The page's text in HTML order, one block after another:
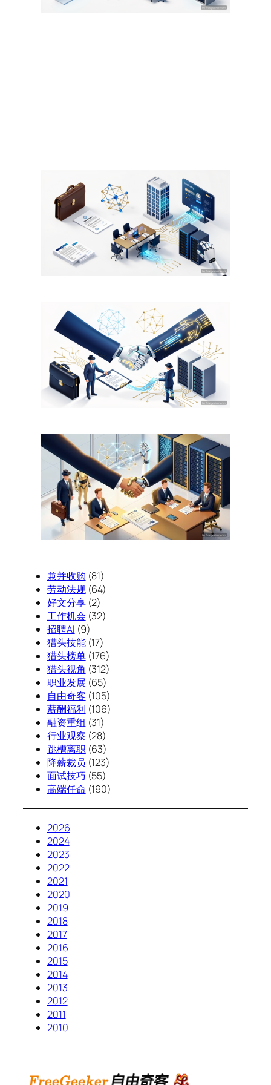
兼并收购 (81)
劳动法规(64)
好文分享(2)
工作机会 (32)
招聘AI (9)
猎头技能(17)
猎头榜单(176)
猎头视角 (312)
职业发展 (65)
自由奇客 (105)
薪酬福利 (106)
融资重组 (31)
行业观察 (28)
跳槽离职(63)
降薪裁员 (123)
面试技巧 (55)
高端任命 (190)
2026
2024
2023
2022
2021
2020
2019
2018
2017
2016
2015
2014
2013
2012
2011
2010